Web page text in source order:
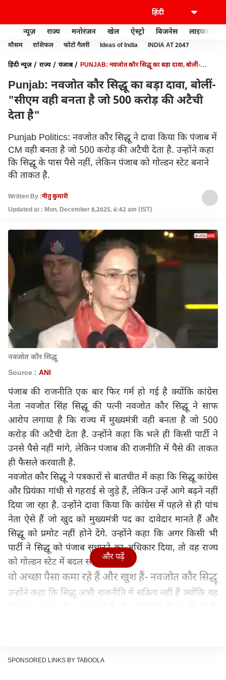
न्यूज़ राज्य मनोरंजन खेल ऐस्ट्रो बिजनेस लाइफस्टाइल
मौसम राशिफल फोटो गैलरी Ideas of India INDIA AT 2047
हिंदी न्यूज़ राज्य पंजाब
PUNJAB: नवजोत कौर सिद्धू का बड़ा दावा, बोलीं-
Punjab: नवजोत कौर सिद्धू का बड़ा दावा, बोलीं-
"सीएम वही बनता है जो 500 करोड़ की अटैची
देता है"
Punjab Politics: नवजोत कौर सिद्धू ने दावा किया कि पंजाब में
CM वही बनता है जो 500 करोड़ की अटैची देता है. उन्होंने कहा
कि सिद्धू के पास पैसे नहीं, लेकिन पंजाब को गोल्डन स्टेट बनाने
की ताकत है.
Written By :नीतु कुमारी
Updated at : Mon, December 8,2025, 6:42 am (IST)
नवजोत कौर सिद्धू
Source : ANI
पंजाब की राजनीति एक बार फिर गर्म हो गई है क्योंकि कांग्रेस
नेता नवजोत सिंह सिद्धू की पत्नी नवजोत कौर सिद्धू ने साफ
आरोप लगाया है कि राज्य में मुख्यमंत्री वही बनता है जो 500
करोड़ की अटैची देता है. उन्होंने कहा कि भले ही किसी पार्टी ने
उनसे पैसे नहीं मांगे, लेकिन पंजाब की राजनीति में पैसे की ताकत
ही फैसले करवाती है.
नवजोत कौर सिद्धू ने पत्रकारों से बातचीत में कहा कि सिद्धू कांग्रेस
और प्रियंका गांधी से गहराई से जुड़े हैं, लेकिन उन्हें आगे बढ़ने नहीं
दिया जा रहा है. उन्होंने दावा किया कि कांग्रेस में पहले से ही पांच
नेता ऐसे हैं जो खुद को मुख्यमंत्री पद का दावेदार मानते हैं और
सिद्धू को प्रमोट नहीं होने देंगे. उन्होंने कहा कि अगर किसी भी
पार्टी ने सिद्धू को पंजाब सुधारने का अधिकार दिया, तो वह राज्य
को गोल्डन स्टेट में बदल सकते हैं.
वो अच्छा पैसा कमा रहे हैं और खुश हैं- नवजोत कौर सिद्धू
उन्होंने कहा कि सिद्धू अभी राजनीति में सक्रिय नहीं हैं क्योंकि वह
भूमिका दिए उसमें लौटना आसान नहीं होता. उन्होंने फिर दोहराया
और पढ़ें
SPONSORED LINKS BY TABOOLA